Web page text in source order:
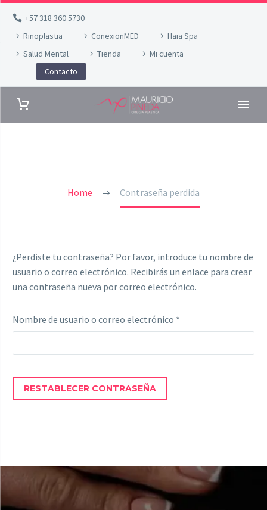
+57 318 360 5730
Rinoplastia
ConexionMED
Haia Spa
Salud Mental
Tienda
Mi cuenta
Contacto
Home Contraseña perdida
¿Perdiste tu contraseña? Por favor, introduce tu nombre de
usuario o correo electrónico. Recibirás un enlace para crear
una contraseña nueva por correo electrónico.
Nombre de usuario o correo electrónico *
RESTABLECER CONTRASEÑA